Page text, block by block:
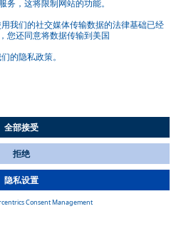
统范围从紧凑型空调系统到制冷能
案
forChina
forAmerica.